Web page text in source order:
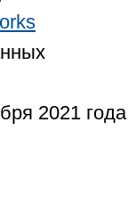
2021 года